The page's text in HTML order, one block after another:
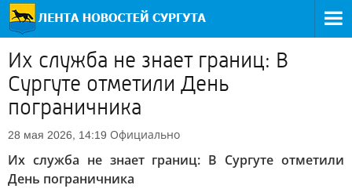
Их служба не знает границ: В
Сургуте отметили День
пограничника
28 мая 2026, 14:19 Официально
Их служба не знает границ: В Сургуте отметили
День пограничника